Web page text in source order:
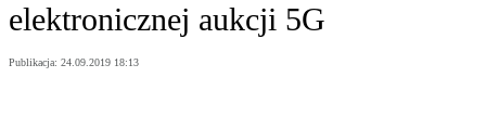
elektronicznej aukcji 5G
Publikacja: 24.09.2019 18:13